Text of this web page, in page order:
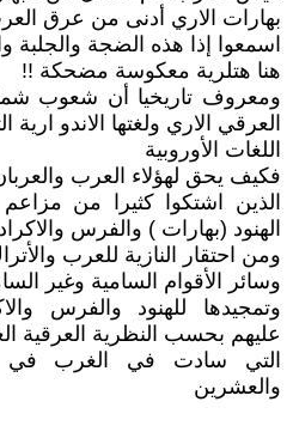
بهارات الاري أدنى من عرق
اسمعوا إذا هذه الضجة والجلبة
هنا هتلرية معكوسة مضحكة !!
ومعروف تاريخيا أن شعوب شمال
العرقي الاري ولغتها الاندو
اللغات الأوروبية
فكيف يحق لهؤلاء العرب
الذين اشتكوا كثيرا من
الهنود (بهارات ) والفرس والاكراد
ومن احتقار النازية للعرب
وسائر الأقوام السامية وغير
وتمجيدها للهنود والفرس
عليهم بحسب النظرية العرقية
التي سادت في الغرب في
والعشرين